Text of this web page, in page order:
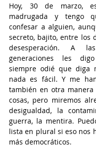
Hoy, 30 de marzo,
madrugada y tengo
confesar a alguien,
secreto, bajito, entre los
desesperación. A
generaciones les
siempre odié que diga
nada es fácil. Y me
también en otra manera
cosas, pero miremos
desigualdad, la
guerra, la mentira.
lista en plural si eso nos
más democráticos.